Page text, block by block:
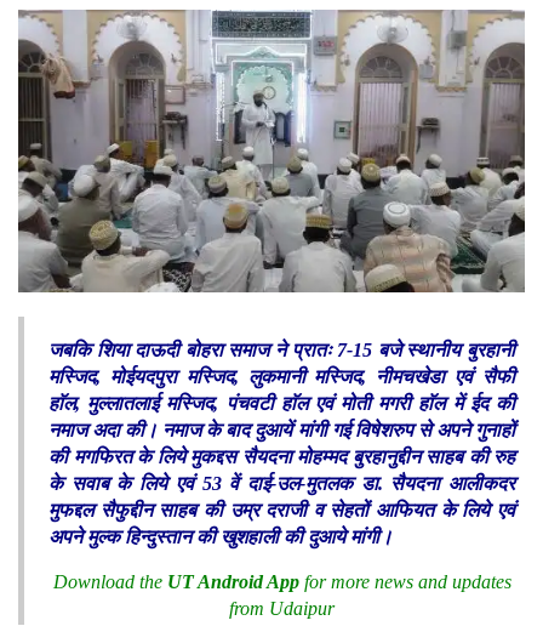
जबकि शिया दाऊदी बोहरा समाज ने प्रातः 7-15 बजे स्थानीय बुरहानी
मस्जिद, मोईयदपुरा मस्जिद, लुकमानी मस्जिद, नीमचखेडा एवं सैफी
हाॅल, मुल्लातलाई मस्जिद, पंचवटी हाॅल एवं मोती मगरी हाॅल में ईद की
नमाज अदा की। नमाज के बाद दुआयें मांगी गई विषेशरुप से अपने गुनाहों
की मगफिरत के लिये मुकद्दस सैयदना मोहम्मद बुरहानुद्दीन साहब की रुह
के सवाब के लिये एवं 53 वें दाई-उल-मुतलक डा. सैयदना आलीकदर
मुफद्दल सैफुद्दीन साहब की उम्र दराजी व सेहतों आफियत के लिये एवं
अपने मुल्क हिन्दुस्तान की खुशहाली की दुआये मांगी।
Download the UT Android Appfor more news and updates
from Udaipur